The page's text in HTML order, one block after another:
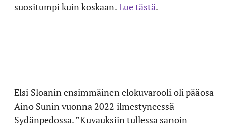
suositumpi kuin koskaan.Lue tästä.
Elsi Sloanin ensimmäinen elokuvarooli oli pääosa
Aino Sunin vuonna 2022 ilmestyneessä
Sydänpedossa. ”Kuvauksiin tullessa sanoin